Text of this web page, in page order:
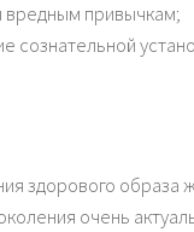
вредным привычкам;
сознательной
здорового образа
очень